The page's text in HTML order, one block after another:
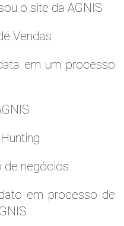
o site da AGNIS
Vendas
em um processo
de negócios.
em processo de